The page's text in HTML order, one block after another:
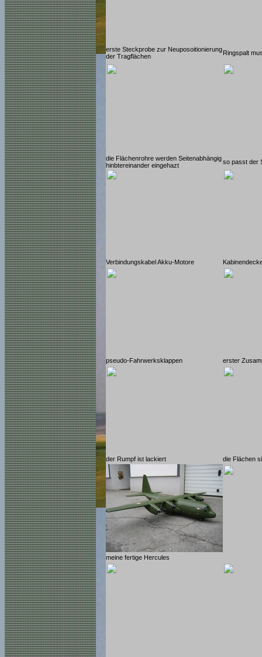
erste Steckprobe zur Neuposoitionierung
der Tragflächen
Ringspalt
die Flächenrohre werden Seitenabhängig
hinbtereinander eingehazt
so passt der
Verbindungskabel Akku-Motore
pseudo-Fahrwerksklappen erster
der Rumpf ist lackiert die Flächen
meine fertige Hercules